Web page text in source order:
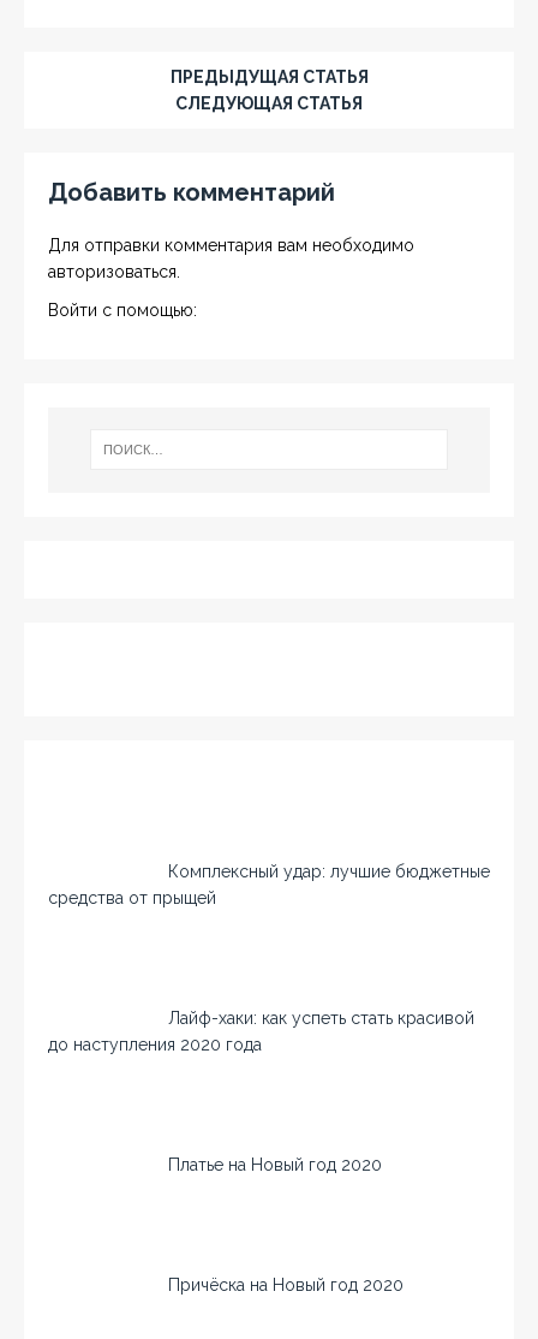
ПРЕДЫДУЩАЯ СТАТЬЯ
СЛЕДУЮЩАЯ СТАТЬЯ
Добавить комментарий
Для отправки комментария вам необходимо
авторизоваться
Войти с помощью:
Комплексный удар: лучшие бюджетные
средства от прыщей
Лайф-хаки: как успеть стать красивой
до наступления 2020 года
Платье на Новый год 2020
Причёска на Новый год 2020